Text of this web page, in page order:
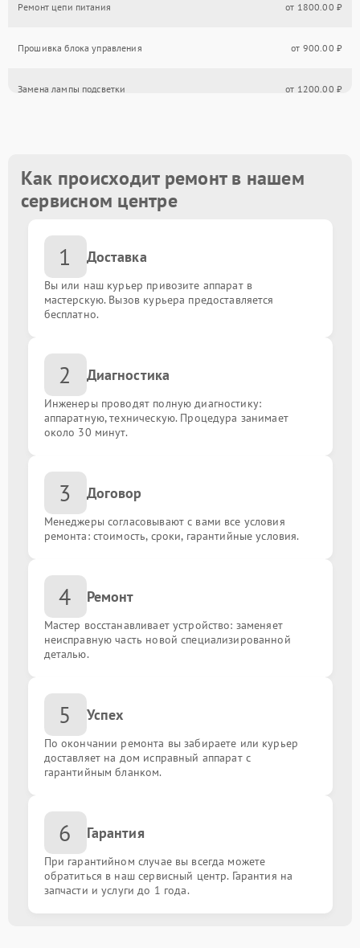
Ремонт цепи питания от 1800.00 ₽
Прошивка блока управления от 900.00 ₽
Замена лампы подсветки от 1200.00 ₽
Ремонт блока управления
Замена / ремонт блока питания
Замена экрана / матрицы
Замена материнской платы
Замена / ремонт шлейфа от 1500.00 ₽
Замена корпуса
Комплексная чистка от 1400.00 ₽
Замена сигнальной платы от 1300.00 ₽
Замена резистора
Замена предохранителя от 1500.00 ₽
Замена платы обработки видеосигнала
Замена ИК-приемника
Замена разъема AUX
Замена шнура питания от 1500.00 ₽
Замена антенны
Замена / ремонт подсветки
Как происходит ремонт в нашем
сервисном центре
1 Доставка
Вы или наш курьер привозите аппарат в
мастерскую. Вызов курьера предоставляется
бесплатно.
2 Диагностика
Инженеры проводят полную диагностику:
аппаратную, техническую. Процедура занимает
около 30 минут.
3 Договор
Менеджеры согласовывают с вами все условия
ремонта: стоимость, сроки, гарантийные условия.
4 Ремонт
Мастер восстанавливает устройство: заменяет
неисправную часть новой специализированной
деталью.
5 Успех
По окончании ремонта вы забираете или курьер
доставляет на дом исправный аппарат с
гарантийным бланком.
6 Гарантия
При гарантийном случае вы всегда можете
обратиться в наш сервисный центр. Гарантия на
запчасти и услуги до 1 года.